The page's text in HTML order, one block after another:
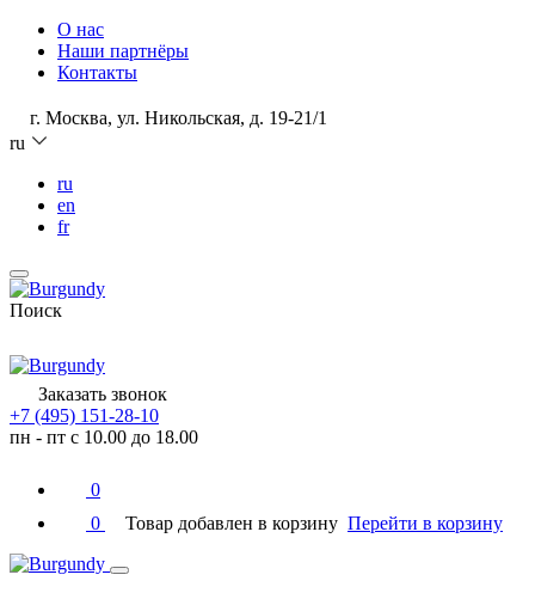
О нас
Наши партнёры
Контакты
г. Москва, ул. Никольская, д. 19-21/1
ru
ru
en
fr
Поиск
Заказать звонок
+7 (495) 151-28-10
пн - пт с 10.00 до 18.00
0
0
Товар добавлен в корзину Перейти в корзину